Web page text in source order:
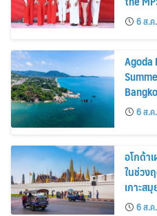
6 ส.ค
Agoda
Among
6 ส.
อโกด้า
ในช่วง
เกาะส
นิยม6 ส.